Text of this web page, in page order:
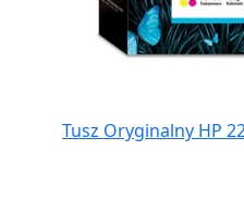
Tusz Oryginalny HP